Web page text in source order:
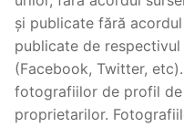
și publicate fără
publicate de
(Facebook, Twitter,
fotografiilor de profil
proprietarilor.